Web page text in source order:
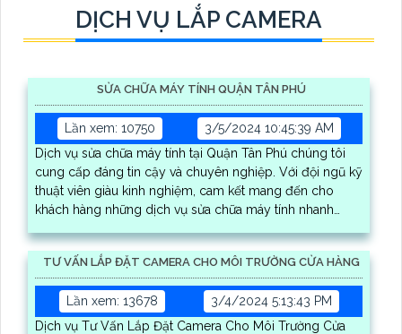
DỊCH VỤ LẮP CAMERA
SỬA CHỮA MÁY TÍNH QUẬN TÂN PHÚ
Lần xem: 10750
3/5/2024 10:45:39 AM
Dịch vụ sửa chữa máy tính tại Quận Tân Phú chúng tôi
cung cấp đáng tin cậy và chuyên nghiệp. Với đội ngũ kỹ
thuật viên giàu kinh nghiệm, cam kết mang đến cho
khách hàng những dịch vụ sửa chữa máy tính nhanh
TƯ VẤN LẮP ĐẶT CAMERA CHO MÔI TRƯỜNG CỬA HÀNG
Lần xem: 13678
3/4/2024 5:13:43 PM
Dịch vụ Tư Vấn Lắp Đặt Camera Cho Môi Trường Cửa